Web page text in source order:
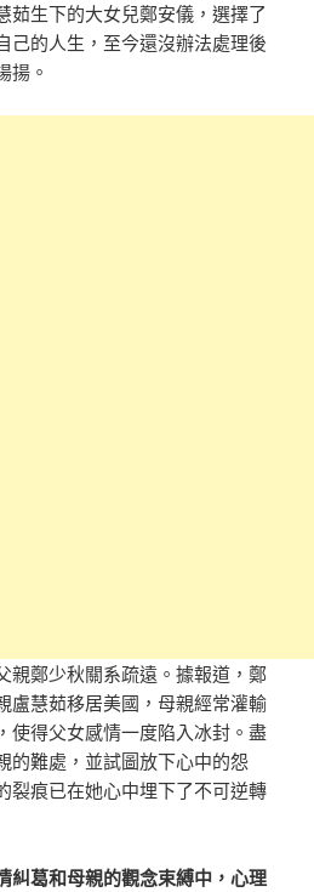
茹生下的大女兒鄭安儀，選擇了
己的人生，至今還沒辦法處理後
揚。
親鄭少秋關系疏遠。據報道，鄭
盧慧茹移居美國，母親經常灌輸
使得父女感情一度陷入冰封。盡
的難處，並試圖放下心中的怨
裂痕已在她心中埋下了不可逆轉
糾葛和母親的觀念束縛中，心理